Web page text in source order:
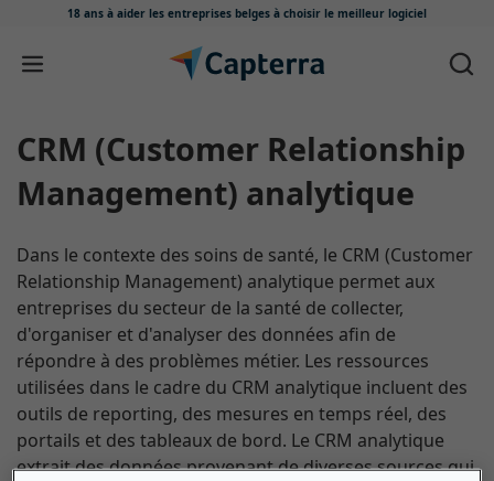
18 ans à aider les entreprises belges à choisir le meilleur logiciel
Passer au contenu
CRM (Customer Relationship
Management) analytique
Dans le contexte des soins de santé, le CRM (Customer
Relationship Management) analytique permet aux
entreprises du secteur de la santé de collecter,
d'organiser et d'analyser des données afin de
répondre à des problèmes métier. Les ressources
utilisées dans le cadre du CRM analytique incluent des
outils de reporting, des mesures en temps réel, des
portails et des tableaux de bord. Le CRM analytique
extrait des données provenant de diverses sources qui